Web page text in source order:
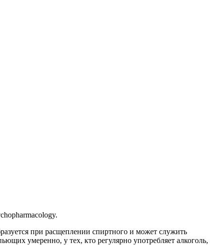
при расщеплении спиртного и может служить
умеренно, у тех, кто регулярно употребляет алкоголь,